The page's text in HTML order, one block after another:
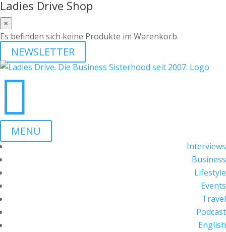
Ladies Drive Shop
×
Es befinden sich keine Produkte im Warenkorb.
NEWSLETTER

MENÜ
Interviews
Business
Lifestyle
Events
Travel
Podcast
English